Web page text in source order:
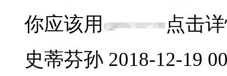
你应该用
点击
史蒂芬孙 2018-12-19